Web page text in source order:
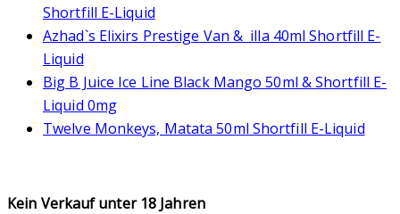
Shortfill E-Liquid
Azhad`s Elixirs Prestige Van & illa 40ml Shortfill E-
Liquid
Big B Juice Ice Line Black Mango 50ml & Shortfill E-
Liquid 0mg
Twelve Monkeys, Matata 50ml Shortfill E-Liquid
Kein Verkauf unter 18 Jahren